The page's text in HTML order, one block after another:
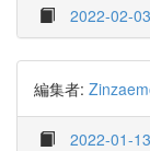
2022-02-
編集者:
2022-01-